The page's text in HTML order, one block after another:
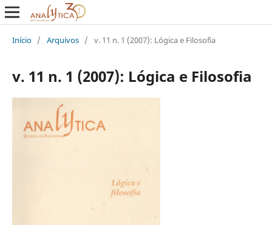
Início / Arquivos / v. 11 n. 1 (2007): Lógica e Filosofia
v. 11 n. 1 (2007): Lógica e Filosofia